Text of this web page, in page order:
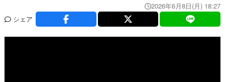
2026年6月8日(月) 18:27
シェア